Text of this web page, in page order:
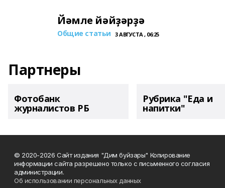
Йәмле йәйҙәрҙә
Общие статьи 3 АВГУСТА , 06:25
Партнеры
Фотобанк
журналистов РБ
Рубрика "Еда и
напитки"
© 2020-2026 Сайт издания "Дим буйзары" Копирование
информации сайта разрешено только с письменного согласия
администрации.
Об использовании персональных данных